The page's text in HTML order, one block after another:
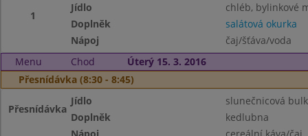
1
Jídlo
chléb, bylinkové
Doplněk
salátová okurka
Nápoj
čaj/šťáva/voda
Menu
Chod
Úterý 15. 3. 2016
Přesnídávka (8:30 - 8:45)
Přesnídávka
Jídlo
slunečnicová
Doplněk
kedlubna